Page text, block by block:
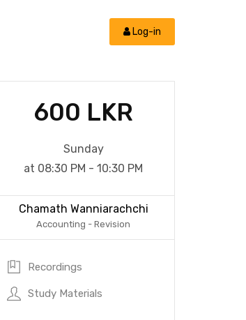
Log-in
600 LKR
Sunday
at 08:30 PM - 10:30 PM
Chamath Wanniarachchi
Accounting - Revision
Recordings
Study Materials